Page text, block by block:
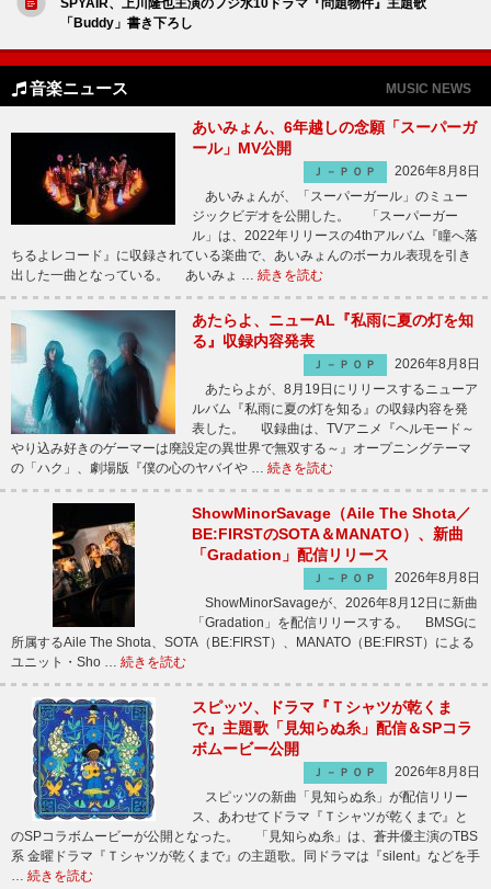
「Buddy」書き下ろし
音楽ニュース MUSIC NEWS
あいみょん、6年越しの念願「スーパーガ
ール」MV公開
Ｊ－ＰＯＰ
2026年8月8日
あいみょんが、「スーパーガール」のミュー
ジックビデオを公開した。 「スーパーガー
ル」は、2022年リリースの4thアルバム『瞳へ落
ちるよレコード』に収録されている楽曲で、あいみょんのボーカル表現を引き
出した一曲となっている。 あいみょ … 続きを読む
あたらよ、ニューAL『私雨に夏の灯を知
る』収録内容発表
Ｊ－ＰＯＰ
2026年8月8日
あたらよが、8月19日にリリースするニューア
ルバム『私雨に夏の灯を知る』の収録内容を発
表した。 収録曲は、TVアニメ『ヘルモード～
やり込み好きのゲーマーは廃設定の異世界で無双する～』オープニングテーマ
の「ハク」、劇場版『僕の心のヤバイや … 続きを読む
ShowMinorSavage（Aile The Shota／
BE:FIRSTのSOTA＆MANATO）、新曲
「Gradation」配信リリース
Ｊ－ＰＯＰ
2026年8月8日
ShowMinorSavageが、2026年8月12日に新曲
「Gradation」を配信リリースする。 BMSGに
所属するAile The Shota、SOTA（BE:FIRST）、MANATO（BE:FIRST）による
ユニット・Sho … 続きを読む
スピッツ、ドラマ『Ｔシャツが乾くま
で』主題歌「見知らぬ糸」配信＆SPコラ
ボムービー公開
Ｊ－ＰＯＰ
2026年8月8日
スピッツの新曲「見知らぬ糸」が配信リリー
ス、あわせてドラマ『Ｔシャツが乾くまで』と
のSPコラボムービーが公開となった。 「見知らぬ糸」は、蒼井優主演のTBS
系 金曜ドラマ『Ｔシャツが乾くまで』の主題歌。同ドラマは『silent』などを手
… 続きを読む